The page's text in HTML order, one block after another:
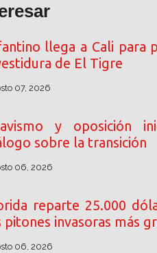
llega a Cali para
de El Tigre
07, 2026
y oposición
sobre la transición
06, 2026
reparte 25.000
pitones invasoras más
06, 2026